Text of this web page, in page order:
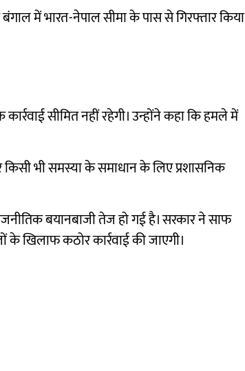
में भारत-नेपाल सीमा के पास से गिरफ्तार किया
सीमित नहीं रहेगी। उन्होंने कहा कि हमले में
भी समस्या के समाधान के लिए प्रशासनिक
बयानबाजी तेज हो गई है। सरकार ने साफ
खिलाफ कठोर कार्रवाई की जाएगी।